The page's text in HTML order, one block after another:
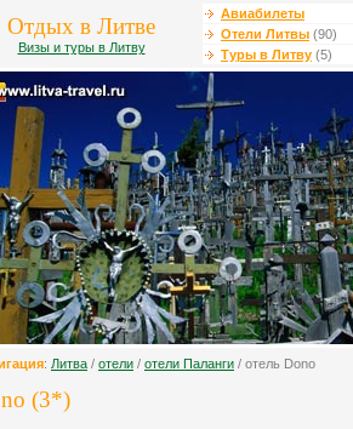
Отдых в Литве
Визы и туры в Литву
Авиабилеты
Отели Литвы (90)
Туры в Литву (5)
: Литва / отели / отели Паланги / отель Dono
(3*)